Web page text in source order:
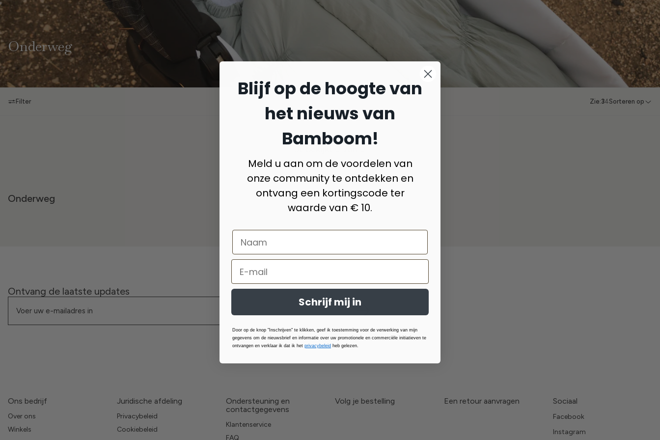
Onderweg
Filter Zie:34Sorteren op
Onderweg
Ontvang de laatste updates
Ons bedrijf
Over ons
Winkels
Juridische afdeling
Privacybeleid
Cookiebeleid
Ondersteuning en
contactgegevens
Klantenservice
FAQ
Volg je bestelling Een retour aanvragen Sociaal
Facebook
Instagram
Blijf op de hoogte van
het nieuws van
Bamboom!
Meld u aan om de voordelen van
onze community te ontdekken en
ontvang een kortingscode ter
waarde van € 10.
Schrijf mij in
Door op de knop "Inschrijven" te klikken, geef ik toestemming voor de verwerking van mijn
gegevens om de nieuwsbrief en informatie over uw promotionele en commerciële initiatieven te
ontvangen en verklaar ik dat ik het privacybeleid heb gelezen.